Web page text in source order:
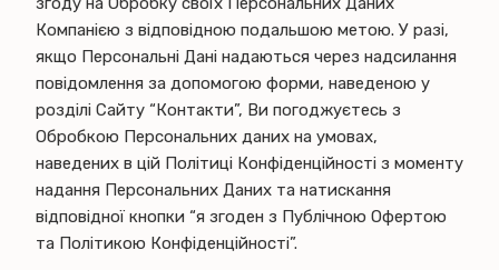
Компанією з відповідною подальшою метою. У разі,
якщо Персональні Дані надаються через надсилання
повідомлення за допомогою форми, наведеною у
розділі Сайту “Контакти”, Ви погоджуєтесь з
Обробкою Персональних даних на умовах,
наведених в цій Політиці Конфіденційності з моменту
надання Персональних Даних та натискання
відповідної кнопки “я згоден з Публічною Офертою
та Політикою Конфіденційності”.